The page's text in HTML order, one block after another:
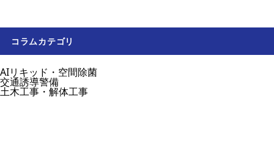
コラムカテゴリ
AIリキッド・空間除菌
交通誘導警備
土木工事・解体工事